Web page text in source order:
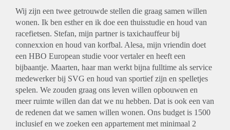
Wij zijn een twee getrouwde stellen die graag samen willen
wonen. Ik ben esther en ik doe een thuisstudie en houd van
racefietsen. Stefan, mijn partner is taxichauffeur bij
connexxion en houd van korfbal. Alesa, mijn vriendin doet
een HBO European studie voor vertaler en heeft een
bijbaantje. Maarten, haar man werkt bijna fulltime als service
medewerker bij SVG en houd van sportief zijn en spelletjes
spelen. We zouden graag ons leven willen opbouwen en
meer ruimte willen dan dat we nu hebben. Dat is ook een van
de redenen dat we samen willen wonen. Ons budget is 1500
inclusief en we zoeken een appartement met minimaal 2